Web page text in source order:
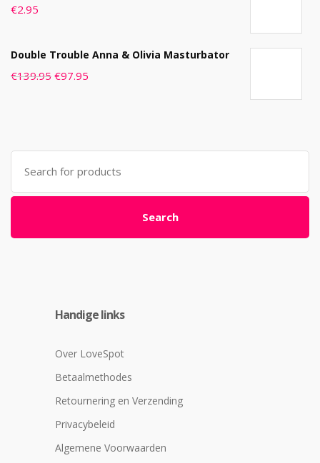
€2.95
Double Trouble Anna & Olivia Masturbator
€139.95 €97.95
Search
for:
Search
Handige links
Over LoveSpot
Betaalmethodes
Retournering en Verzending
Privacybeleid
Algemene Voorwaarden